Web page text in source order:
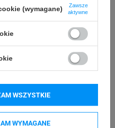
(wymagane)
Zawsze
aktywne
WYMAGANE
WSZYSTKIE